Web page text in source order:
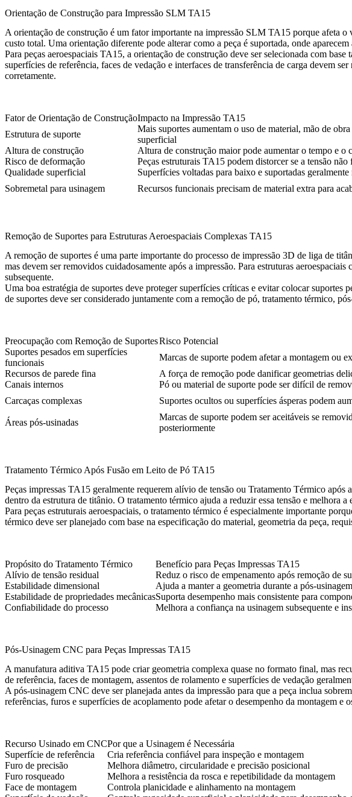
Orientação de Construção para Impressão SLM TA15
A orientação de construção é um fator importante na impressão SLM TA15 porque afeta
custo total. Uma orientação diferente pode alterar como a peça é suportada, onde
Para peças aeroespaciais TA15, a orientação de construção deve ser selecionada com
superfícies de referência, faces de vedação e interfaces de transferência de carga devem
corretamente.
Fator de Orientação de ConstruçãoImpacto na Impressão TA15
Estrutura de suporte
Mais suportes aumentam o uso de material, mão de
superficial
Altura de construção
Altura de construção maior pode aumentar o tempo e o
Risco de deformação
Peças estruturais TA15 podem distorcer se a tensão não
Qualidade superficial
Superfícies voltadas para baixo e suportadas
Sobremetal para usinagem
Recursos funcionais precisam de material extra para
Remoção de Suportes para Estruturas Aeroespaciais Complexas TA15
A remoção de suportes é uma parte importante do processo de impressão 3D de liga de
mas devem ser removidos cuidadosamente após a impressão. Para estruturas
subsequente.
Uma boa estratégia de suportes deve proteger superfícies críticas e evitar colocar suportes
de suportes deve ser considerado juntamente com a remoção de pó, tratamento térmico,
Preocupação com Remoção de SuportesRisco Potencial
Suportes pesados em superfícies
funcionais
Marcas de suporte podem afetar a montagem ou
Recursos de parede fina
A força de remoção pode danificar geometrias
Canais internos
Pó ou material de suporte pode ser difícil de
Carcaças complexas
Suportes ocultos ou superfícies ásperas podem
Áreas pós-usinadas
Marcas de suporte podem ser aceitáveis se
posteriormente
Tratamento Térmico Após Fusão em Leito de Pó TA15
Peças impressas TA15 geralmente requerem alívio de tensão ou Tratamento Térmico após
dentro da estrutura de titânio. O tratamento térmico ajuda a reduzir essa tensão e melhora
Para peças estruturais aeroespaciais, o tratamento térmico é especialmente importante
térmico deve ser planejado com base na especificação do material, geometria da peça,
Propósito do Tratamento Térmico Benefício para Peças Impressas TA15
Alívio de tensão residual
Reduz o risco de empenamento após remoção de
Estabilidade dimensional
Ajuda a manter a geometria durante a pós-
Estabilidade de propriedades mecânicasSuporta desempenho mais consistente para
Confiabilidade do processo
Melhora a confiança na usinagem subsequente e
Pós-Usinagem CNC para Peças Impressas TA15
A manufatura aditiva TA15 pode criar geometria complexa quase no formato final, mas
de referência, faces de montagem, assentos de rolamento e superfícies de vedação
A pós-usinagem CNC deve ser planejada antes da impressão para que a peça inclua
referências, furos e superfícies de acoplamento pode afetar o desempenho da montagem e
Recurso Usinado em CNCPor que a Usinagem é Necessária
Superfície de referência
Cria referência confiável para inspeção e montagem
Furo de precisão
Melhora diâmetro, circularidade e precisão posicional
Furo rosqueado
Melhora a resistência da rosca e repetibilidade da montagem
Face de montagem
Controla planicidade e alinhamento na montagem